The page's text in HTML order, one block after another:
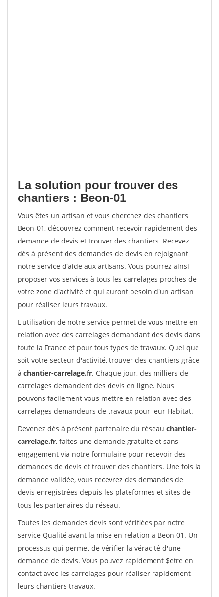
La solution pour trouver des
chantiers : Beon-01
Vous êtes un artisan et vous cherchez des chantiers
Beon-01, découvrez comment recevoir rapidement des
demande de devis et trouver des chantiers. Recevez
dès à présent des demandes de devis en rejoignant
notre service d'aide aux artisans. Vous pourrez ainsi
proposer vos services à tous les carrelages proches de
votre zone d'activité et qui auront besoin d'un artisan
pour réaliser leurs travaux.
L'utilisation de notre service permet de vous mettre en
relation avec des carrelages demandant des devis dans
toute la France et pour tous types de travaux. Quel que
soit votre secteur d'activité, trouver des chantiers grâce
à chantier-carrelage.fr. Chaque jour, des milliers de
carrelages demandent des devis en ligne. Nous
pouvons facilement vous mettre en relation avec des
carrelages demandeurs de travaux pour leur Habitat.
Devenez dès à présent partenaire du réseau chantier-
carrelage.fr, faites une demande gratuite et sans
engagement via notre formulaire pour recevoir des
demandes de devis et trouver des chantiers. Une fois la
demande validée, vous recevrez des demandes de
devis enregistrées depuis les plateformes et sites de
tous les partenaires du réseau.
Toutes les demandes devis sont vérifiées par notre
service Qualité avant la mise en relation à Beon-01. Un
processus qui permet de vérifier la véracité d'une
demande de devis. Vous pouvez rapidement $etre en
contact avec les carrelages pour réaliser rapidement
leurs chantiers travaux.